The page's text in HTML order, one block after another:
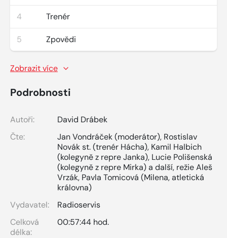
4 Trenér
5 Zpovědi
Zobrazit více
Podrobnosti
Autoři:
David Drábek
Čte:
Jan Vondráček (moderátor), Rostislav
Novák st. (trenér Hácha), Kamil Halbich
(kolegyně z repre Janka), Lucie Polišenská
(kolegyně z repre Mirka) a další, režie Aleš
Vrzák, Pavla Tomicová (Milena, atletická
královna)
Vydavatel:
Radioservis
Celková
délka:
00:57:44 hod.